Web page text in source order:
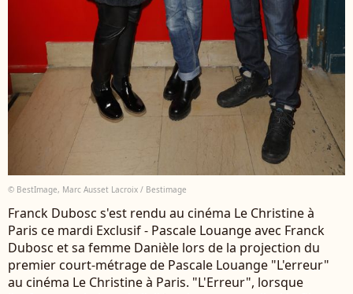
© BestImage, Marc Ausset Lacroix / Bestimage
Franck Dubosc s'est rendu au cinéma Le Christine à
Paris ce mardi Exclusif - Pascale Louange avec Franck
Dubosc et sa femme Danièle lors de la projection du
premier court-métrage de Pascale Louange "L'erreur"
au cinéma Le Christine à Paris. "L'Erreur", lorsque